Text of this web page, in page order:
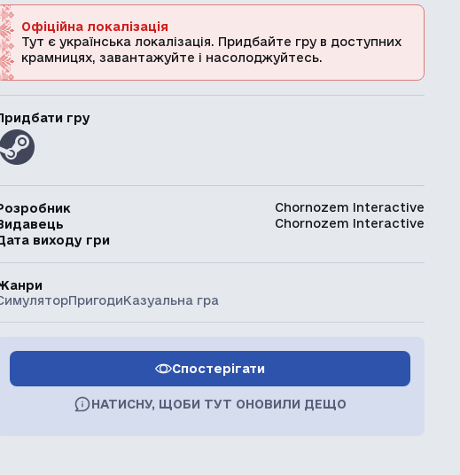
Офіційна локалізація
Тут є українська локалізація. Придбайте гру в доступних
крамницях, завантажуйте і насолоджуйтесь.
гру
Chornozem Interactive
Chornozem Interactive
виходу гри
ПригодиКазуальна гра
Спостерігати
НАТИСНУ, ЩОБИ ТУТ ОНОВИЛИ ДЕЩО